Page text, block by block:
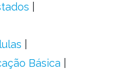
Básica